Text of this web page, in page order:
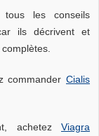
tous les conseils
ils décrivent et
commander Cialis
achetez Viagra